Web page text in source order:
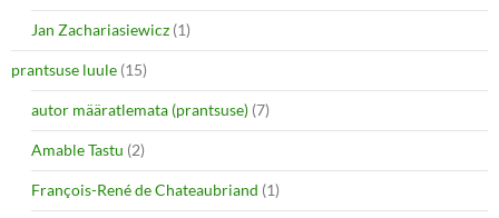
Jan Zachariasiewicz (1)
prantsuse luule (15)
autor määratlemata (prantsuse) (7)
Amable Tastu (2)
François-René de Chateaubriand (1)